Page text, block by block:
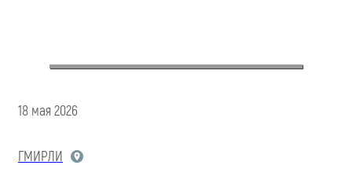
18 мая 2026
ГМИРЛИ